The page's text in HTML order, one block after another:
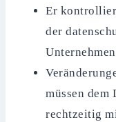
Er
der
müssen dem
rechtzeitig